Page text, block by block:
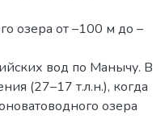
озера от –100 м до –
вод по Манычу. В
(27–17 т.л.н.), когда
озера